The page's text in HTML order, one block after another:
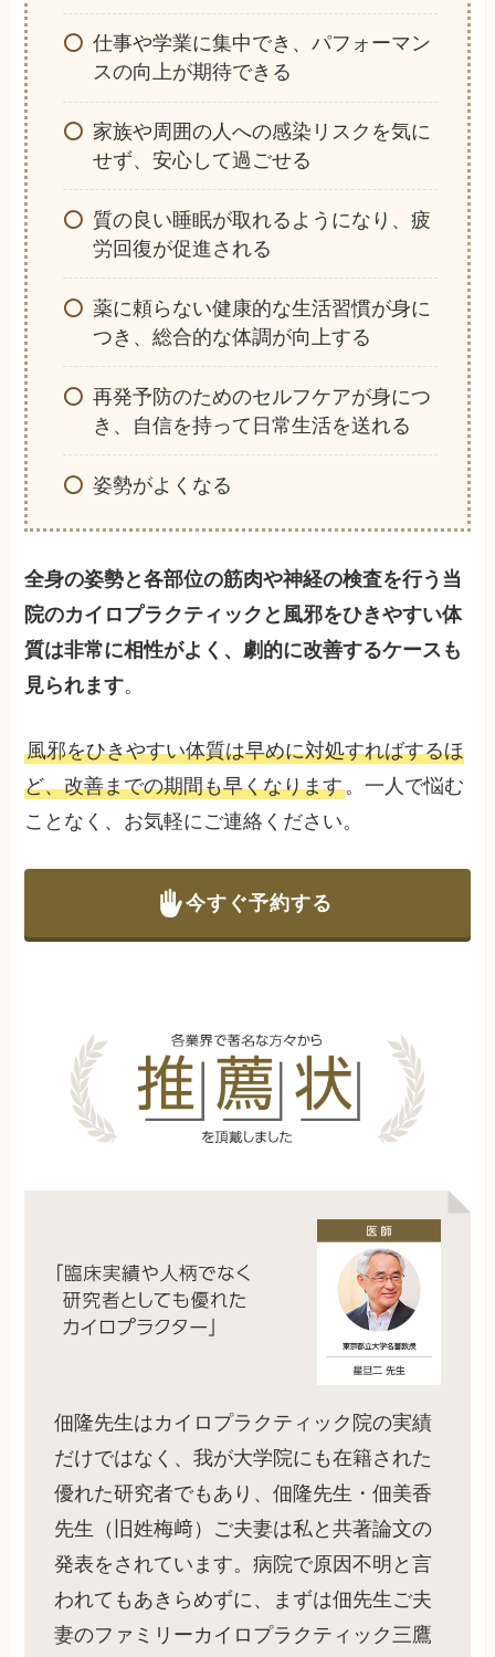
仕事や学業に集中でき、パフォーマン
スの向上が期待できる
家族や周囲の人への感染リスクを気に
せず、安心して過ごせる
質の良い睡眠が取れるようになり、疲
労回復が促進される
薬に頼らない健康的な生活習慣が身に
つき、総合的な体調が向上する
再発予防のためのセルフケアが身につ
き、自信を持って日常生活を送れる
姿勢がよくなる
全身の姿勢と各部位の筋肉や神経の検査を行う当
院のカイロプラクティックと風邪をひきやすい体
質は非常に相性がよく、劇的に改善するケースも
見られます。
風邪をひきやすい体質は早めに対処すればするほ
ど、改善までの期間も早くなります。一人で悩む
ことなく、お気軽にご連絡ください。
今すぐ予約する
佃隆先生はカイロプラクティック院の実績
だけではなく、我が大学院にも在籍された
優れた研究者でもあり、佃隆先生・佃美香
先生（旧姓梅﨑）ご夫妻は私と共著論文の
発表をされています。病院で原因不明と言
われてもあきらめずに、まずは佃先生ご夫
妻のファミリーカイロプラクティック三鷹